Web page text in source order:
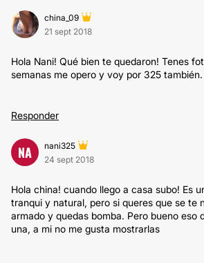
china_09
21 sept 2018
Hola Nani! Qué bien te quedaron! Tenes
semanas me opero y voy por 325 también.
Responder
NA
nani325
24 sept 2018
Hola china! cuando llego a casa subo! Es
tranqui y natural, pero si queres que se te
armado y quedas bomba. Pero bueno eso
una, a mi no me gusta mostrarlas